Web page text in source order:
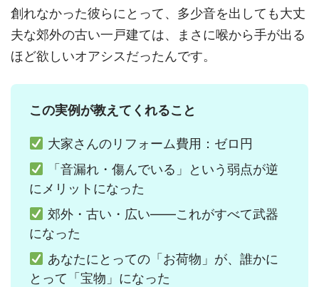
創れなかった彼らにとって、多少音を出しても大丈
夫な郊外の古い一戸建ては、まさに喉から手が出る
ほど欲しいオアシスだったんです。
この実例が教えてくれること
大家さんのリフォーム費用：ゼロ円
「音漏れ・傷んでいる」という弱点が逆
にメリットになった
郊外・古い・広い——これがすべて武器
になった
あなたにとっての「お荷物」が、誰かに
とって「宝物」になった